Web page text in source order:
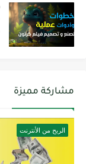
مشاركة مميزة
الربح من الأنترنت